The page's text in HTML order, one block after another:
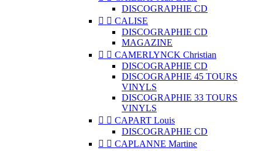
DISCOGRAPHIE CD
  CALISE
DISCOGRAPHIE CD
MAGAZINE
  CAMERLYNCK Christian
DISCOGRAPHIE CD
DISCOGRAPHIE 45 TOURS
VINYLS
DISCOGRAPHIE 33 TOURS
VINYLS
  CAPART Louis
DISCOGRAPHIE CD
  CAPLANNE Martine